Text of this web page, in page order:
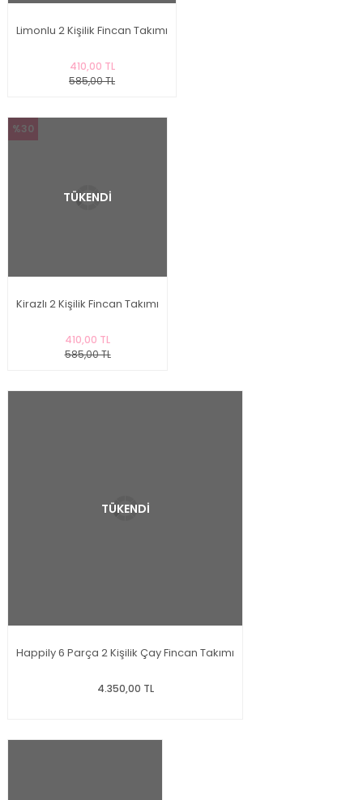
Limonlu 2 Kişilik Fincan Takımı
410,00 TL
585,00 TL
%30
TÜKENDİ
Kirazlı 2 Kişilik Fincan Takımı
410,00 TL
585,00 TL
TÜKENDİ
Happily 6 Parça 2 Kişilik Çay Fincan Takımı
4.350,00 TL